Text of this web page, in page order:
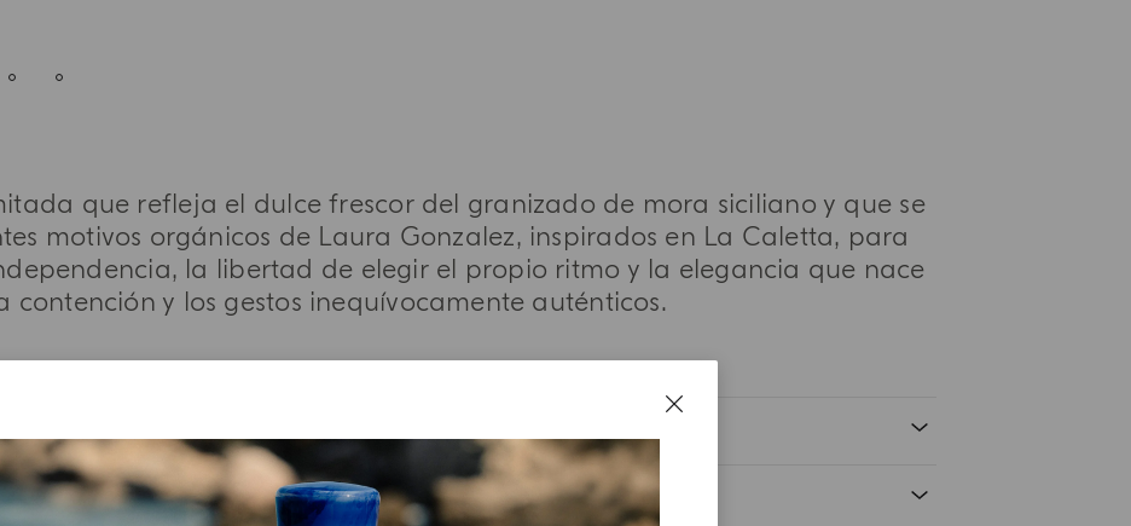
que refleja el dulce frescor del granizado de mora siciliano y que se
motivos orgánicos de Laura Gonzalez, inspirados en La Caletta, para
la libertad de elegir el propio ritmo y la elegancia que nace
contención y los gestos inequívocamente auténticos.
NOTAS OLFATIVAS